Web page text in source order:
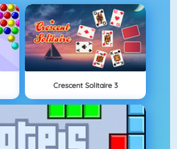
Crescent Solitaire 3